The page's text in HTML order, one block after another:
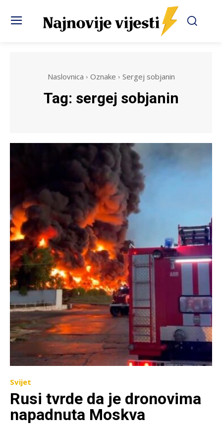
Naslovnica Oznake Sergej sobjanin
Tag: sergej sobjanin
Svijet
Rusi tvrde da je dronovima
napadnuta Moskva